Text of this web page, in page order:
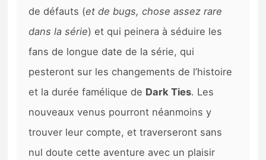
de défauts (et de bugs, chose assez rare
dans la série) et qui peinera à séduire les
fans de longue date de la série, qui
pesteront sur les changements de l’histoire
et la durée famélique de Dark Ties. Les
nouveaux venus pourront néanmoins y
trouver leur compte, et traverseront sans
nul doute cette aventure avec un plaisir